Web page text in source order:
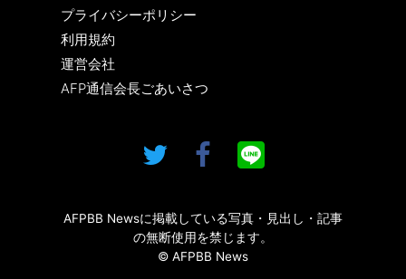
プライバシーポリシー
利用規約
運営会社
AFP通信会長ごあいさつ
AFPBB Newsに掲載している写真・見出し・記事
の無断使用を禁じます。
© AFPBB News